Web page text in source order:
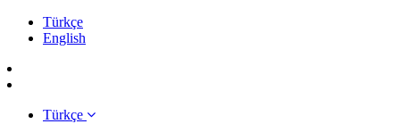
Türkçe
English
Türkçe